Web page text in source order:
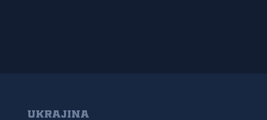
UKRAJINA